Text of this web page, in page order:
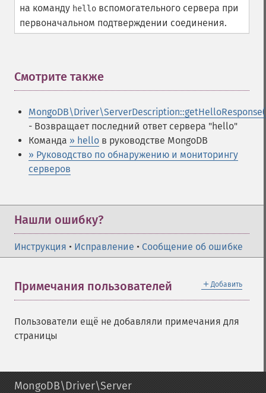
на команду hello вспомогательного сервера при
первоначальном подтверждении соединения.
Смотрите также
- Возвращает последний ответ сервера "hello"
Команда » hello в руководстве MongoDB
» Руководство по обнаружению и мониторингу
серверов
Нашли ошибку?
Инструкция • Исправление • Сообщение об ошибке
＋ Добавить
Примечания пользователей
Пользователи ещё не добавляли примечания для
страницы
MongoDB\Driver\Server